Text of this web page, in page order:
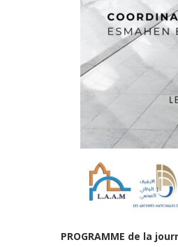
PROGRAMME de la